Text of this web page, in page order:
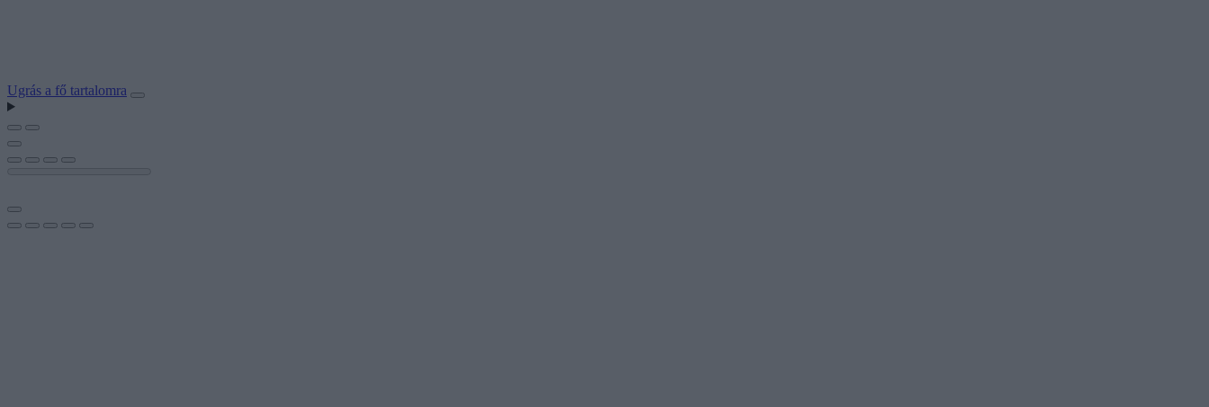
Ugrás a fő tartalomra